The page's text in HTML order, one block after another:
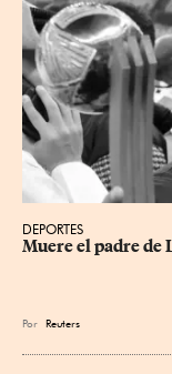
DEPORTES
Muere el padre de
Por Reuters